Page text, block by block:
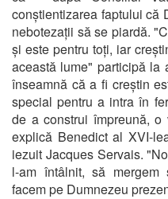
conștientizarea faptului că
nebotezații să se piardă.
și este pentru toți, iar
această lume" participă la
înseamnă că a fi creștin
special pentru a intra în
de a construi împreună,
explică Benedict al XVI-
iezuit Jacques Servais.
l-am întâlnit, să
facem pe Dumnezeu